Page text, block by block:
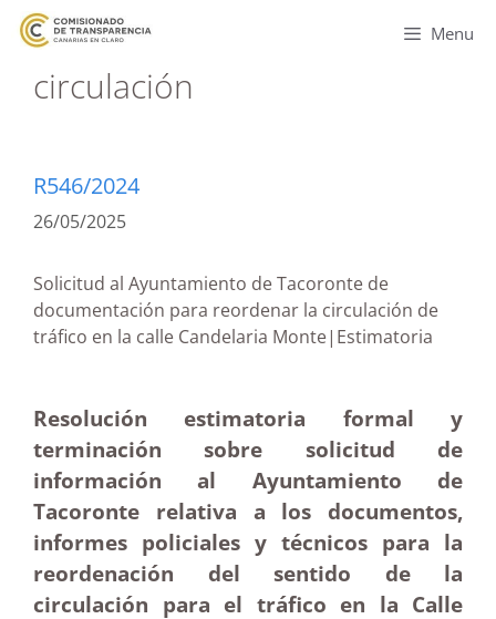
Menu
circulación
R546/2024
26/05/2025
Solicitud al Ayuntamiento de Tacoronte de
documentación para reordenar la circulación de
tráfico en la calle Candelaria Monte|Estimatoria
Resolución estimatoria formal y
terminación sobre solicitud de
información al Ayuntamiento de
Tacoronte relativa a los documentos,
informes policiales y técnicos para la
reordenación del sentido de la
circulación para el tráfico en la Calle